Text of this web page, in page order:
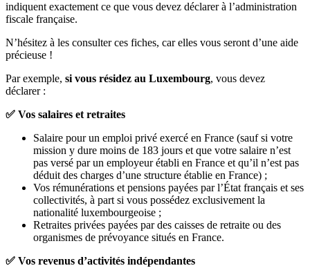
indiquent exactement ce que vous devez déclarer à l’administration
fiscale française.
N’hésitez à les consulter ces fiches, car elles vous seront d’une aide
précieuse !
Par exemple, si vous résidez au Luxembourg, vous devez
déclarer :
✅ Vos salaires et retraites
Salaire pour un emploi privé exercé en France (sauf si votre
mission y dure moins de 183 jours et que votre salaire n’est
pas versé par un employeur établi en France et qu’il n’est pas
déduit des charges d’une structure établie en France) ;
Vos rémunérations et pensions payées par l’État français et ses
collectivités, à part si vous possédez exclusivement la
nationalité luxembourgeoise ;
Retraites privées payées par des caisses de retraite ou des
organismes de prévoyance situés en France.
✅ Vos revenus d’activités indépendantes